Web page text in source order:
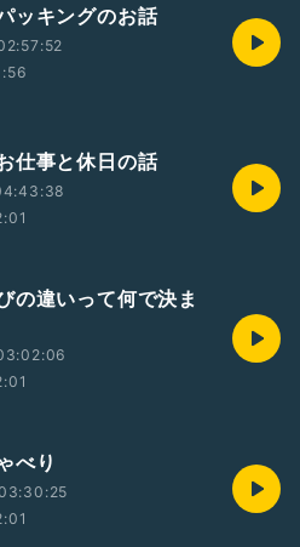
ッキングのお話
仕事と休日の話
の違いって何で決ま
べり